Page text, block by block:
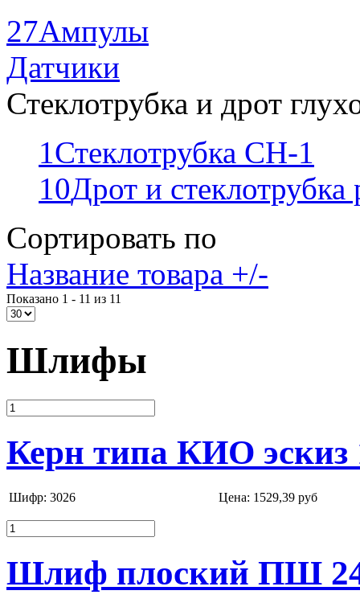
27Ампулы
Датчики
Стеклотрубка и дрот
1Стеклотрубка СН-1
10Дрот и
Сортировать по
Название товара +/-
Показано 1 - 11 из 11
Шлифы
Керн типа КИО эскиз
Шифр: 3026 Цена: 1529,39 руб
Шлиф плоский ПШ 24